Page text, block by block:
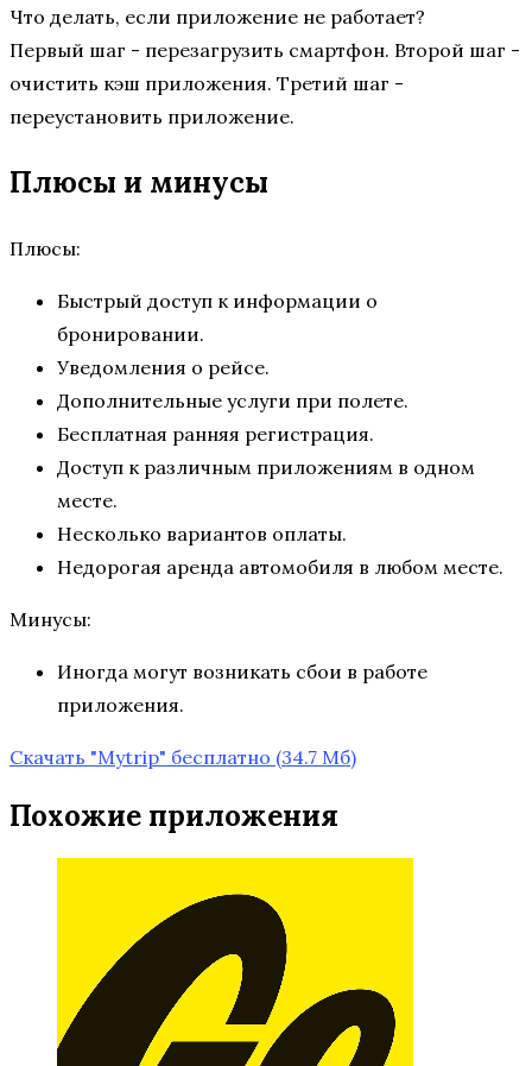
Что делать, если приложение не работает?
Первый шаг - перезагрузить смартфон. Второй шаг -
очистить кэш приложения. Третий шаг -
переустановить приложение.
Плюсы и минусы
Плюсы:
Быстрый доступ к информации о
бронировании.
Уведомления о рейсе.
Дополнительные услуги при полете.
Бесплатная ранняя регистрация.
Доступ к различным приложениям в одном
месте.
Несколько вариантов оплаты.
Недорогая аренда автомобиля в любом месте.
Минусы:
Иногда могут возникать сбои в работе
приложения.
Скачать "Mytrip" бесплатно (34.7 Мб)
Похожие приложения